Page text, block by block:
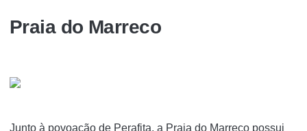
Praia do Marreco
Junto à povoação de Perafita, a Praia do Marreco possui